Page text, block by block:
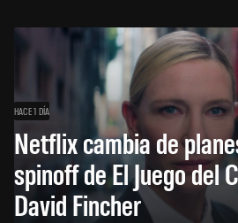
HACE 1 DÍA
Netflix cambia de
spinoff de El Juego del
David Fincher